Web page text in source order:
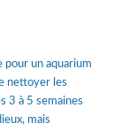
un aquarium
nettoyer les
3 à 5 semaines
mais